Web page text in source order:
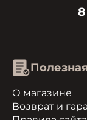
О магазине
Возврат и